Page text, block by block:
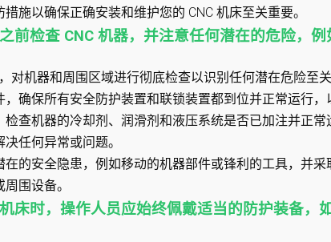
施以确保正确安装和维护您的 CNC 机床至关重要。
前检查 CNC 机器，并注意任何潜在的危险，
对机器和周围区域进行彻底检查以识别任何潜在危险至
，确保所有安全防护装置和联锁装置都到位并正常运行，
检查机器的冷却剂、润滑剂和液压系统是否已加注并正
任何异常或问题。
在的安全隐患，例如移动的机器部件或锋利的工具，并采
围设备。
床时，操作人员应始终佩戴适当的防护装备，